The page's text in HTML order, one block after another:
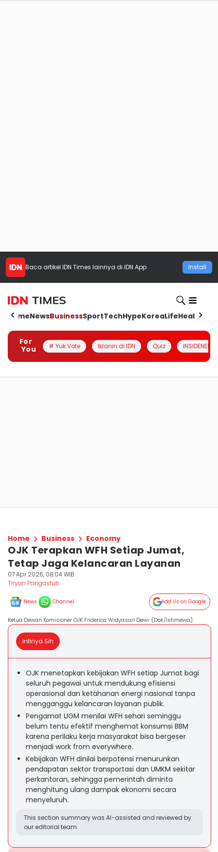
Baca artikel IDN Times lainnya di IDN App Install
HomeNewsBusinessSportTechHypeKoreaLifeHealth
For
You
# Yuk Vote Iklanin di IDN Quiz INSIDENESIA
Home Business Economy
OJK Terapkan WFH Setiap Jumat,
Tetap Jaga Kelancaran Layanan
07 Apr 2026, 08:04 WIB
Triyan Pangastuti
News Channel Add Us on Google
Ketua Dewan Komisioner OJK Friderica Widyasari Dewi. (Dok/Istimewa).
Intinya Sih
OJK menetapkan kebijakan WFH setiap Jumat bagi
seluruh pegawai untuk mendukung efisiensi
operasional dan ketahanan energi nasional tanpa
mengganggu kelancaran layanan publik.
Pengamat UGM menilai WFH sehari seminggu
belum tentu efektif menghemat konsumsi BBM
karena perilaku kerja masyarakat bisa bergeser
menjadi work from everywhere.
Kebijakan WFH dinilai berpotensi menurunkan
pendapatan sektor transportasi dan UMKM sekitar
perkantoran, sehingga pemerintah diminta
menghitung ulang dampak ekonomi secara
menyeluruh.
This section summary was AI-assisted and reviewed by
our editorial team.